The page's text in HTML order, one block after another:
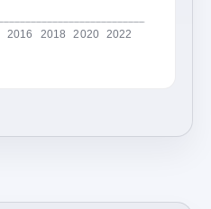
2016 2018 2020 2022